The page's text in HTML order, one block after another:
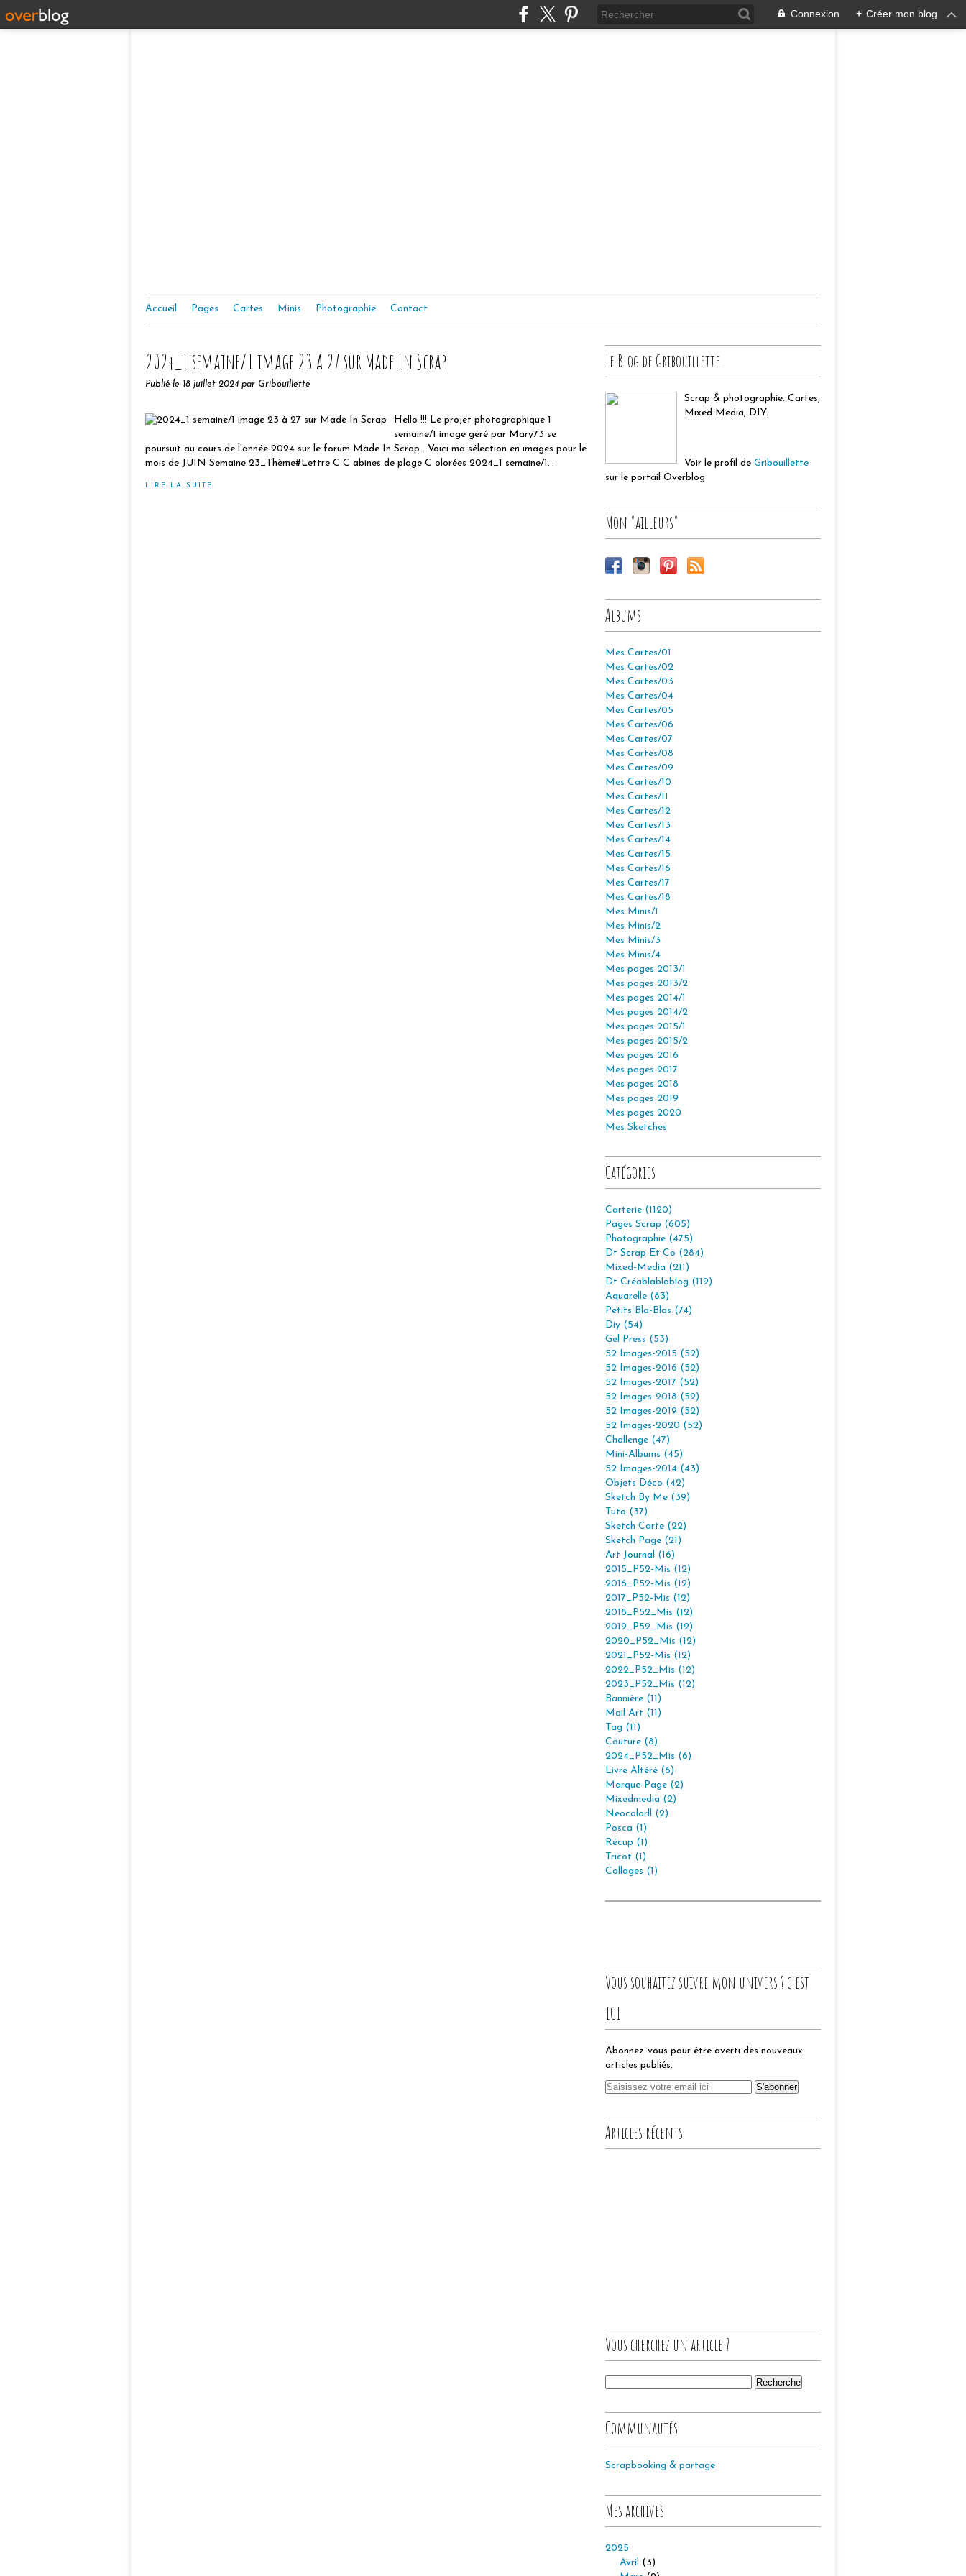
Connexion + Créer mon blog
Accueil Pages Cartes Minis Photographie Contact
2024_1 semaine/1 image 23 à 27 sur Made In Scrap
Publié le 18 juillet 2024 par Gribouillette
Hello !!! Le projet photographique 1
semaine/1 image géré par Mary73 se
poursuit au cours de l'année 2024 sur le forum Made In Scrap . Voici ma sélection en images pour le
mois de JUIN Semaine 23_Thème#Lettre C C abines de plage C olorées 2024_1 semaine/1...
LIRE LA SUITE
Le Blog de Gribouillette
Scrap & photographie. Cartes,
Mixed Media, DIY.
Voir le profil de Gribouillette
sur le portail Overblog
Mon "ailleurs"
Albums
Mes Cartes/01
Mes Cartes/02
Mes Cartes/03
Mes Cartes/04
Mes Cartes/05
Mes Cartes/06
Mes Cartes/07
Mes Cartes/08
Mes Cartes/09
Mes Cartes/10
Mes Cartes/11
Mes Cartes/12
Mes Cartes/13
Mes Cartes/14
Mes Cartes/15
Mes Cartes/16
Mes Cartes/17
Mes Cartes/18
Mes Minis/1
Mes Minis/2
Mes Minis/3
Mes Minis/4
Mes pages 2013/1
Mes pages 2013/2
Mes pages 2014/1
Mes pages 2014/2
Mes pages 2015/1
Mes pages 2015/2
Mes pages 2016
Mes pages 2017
Mes pages 2018
Mes pages 2019
Mes pages 2020
Mes Sketches
Catégories
Carterie (1120)
Pages Scrap (605)
Photographie (475)
Dt Scrap Et Co (284)
Mixed-Media (211)
Dt Créablablablog (119)
Aquarelle (83)
Petits Bla-Blas (74)
Diy (54)
Gel Press (53)
52 Images-2015 (52)
52 Images-2016 (52)
52 Images-2017 (52)
52 Images-2018 (52)
52 Images-2019 (52)
52 Images-2020 (52)
Challenge (47)
Mini-Albums (45)
52 Images-2014 (43)
Objets Déco (42)
Sketch By Me (39)
Tuto (37)
Sketch Carte (22)
Sketch Page (21)
Art Journal (16)
2015_P52-Mis (12)
2016_P52-Mis (12)
2017_P52-Mis (12)
2018_P52_Mis (12)
2019_P52_Mis (12)
2020_P52_Mis (12)
2021_P52-Mis (12)
2022_P52_Mis (12)
2023_P52_Mis (12)
Bannière (11)
Mail Art (11)
Tag (11)
Couture (8)
2024_P52_Mis (6)
Livre Altéré (6)
Marque-Page (2)
Mixedmedia (2)
Neocolorll (2)
Posca (1)
Récup (1)
Tricot (1)
Collages (1)
Vous souhaitez suivre mon univers ? c'est
ICI
Abonnez-vous pour être averti des nouveaux
articles publiés.
Articles récents
Vous cherchez un article ?
Communautés
Scrapbooking & partage
Mes archives
2025
Avril (3)